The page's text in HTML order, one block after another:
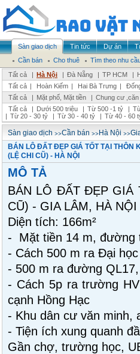
Sàn giao dịch Tin tức Dự án
Cần bán
Cho thuê
Tìm theo nhu
Tất cả
| Hà Nội | Đà Nẵng | TP HCM |
Tất cả | Hoàn Kiếm | Hai Bà Trưng |
Tất cả
| Mặt phố, Mặt tiền | Chung cư ,căn
Tất cả
| Dưới 500 triệu | Từ 500 -1 tỷ |
| Từ 20 - 30 tỷ | Từ 30 - 40 tỷ | Từ 40 - 60
Sàn giao dịch >>Cần bán >>Hà Nội >>
BÁN LÔ ĐẤT ĐẸP GIÁ TỐT TẠI THÔN
(LỆ CHI CŨ) - HÀ NỘI
MÔ TẢ
BÁN LÔ ĐẤT ĐẸP GIÁ
CŨ) - GIA LÂM, HÀ NỘI
Diện tích: 166m²
- Mặt tiền 14 m, đường
- Cách 500 m ra Đại
- 500 m ra đường
- Cách 5p ra trường
cạnh Hồng Hạc
- Khu dân cư văn minh,
- Tiện ích xung quanh
Gần chợ, trường học,